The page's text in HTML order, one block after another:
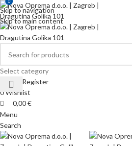
Skip to navigation
Skip to main content
Select category
Login / Register
0 Wishlist
0
0,00€
Menu
Search
0